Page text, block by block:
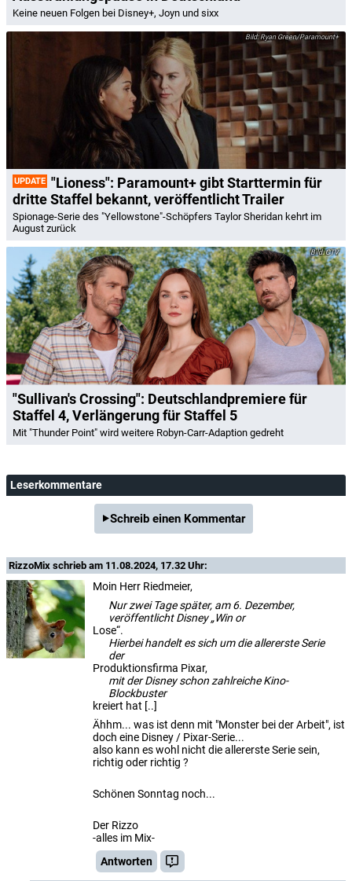
Keine neuen Folgen bei Disney+, Joyn und sixx
Ryan Green/Paramount+
UPDATE "Lioness": Paramount+ gibt Starttermin für
dritte Staffel bekannt, veröffentlicht Trailer
Spionage-Serie des "Yellowstone"-Schöpfers Taylor Sheridan kehrt im
August zurück
CTV
"Sullivan's Crossing": Deutschlandpremiere für
Staffel 4, Verlängerung für Staffel 5
Mit "Thunder Point" wird weitere Robyn-Carr-Adaption gedreht
Leserkommentare
Schreib einen Kommentar
RizzoMix schrieb am 11.08.2024, 17.32 Uhr:
Moin Herr Riedmeier,
Nur zwei Tage später, am 6. Dezember,
veröffentlicht Disney „Win or
Lose“.
Hierbei handelt es sich um die allererste Serie
der
Produktionsfirma Pixar,
mit der Disney schon zahlreiche Kino-
Blockbuster
kreiert hat [..]
Ähhm... was ist denn mit "Monster bei der Arbeit", ist
doch eine Disney / Pixar-Serie...
also kann es wohl nicht die allererste Serie sein,
richtig oder richtig ?
Schönen Sonntag noch...
Der Rizzo
-alles im Mix-
Antworten